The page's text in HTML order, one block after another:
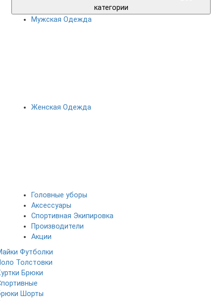
категории
Мужская Одежда
Женская Одежда
Головные уборы
Аксессуары
Спортивная Экипировка
Производители
Акции
Футболки
Толстовки
Брюки
Шорты